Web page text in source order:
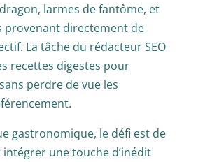
larmes de fantôme, et
provenant directement de
La tâche du rédacteur SEO
recettes digestes pour
perdre de vue les
gastronomique, le défi est de
une touche d’inédit